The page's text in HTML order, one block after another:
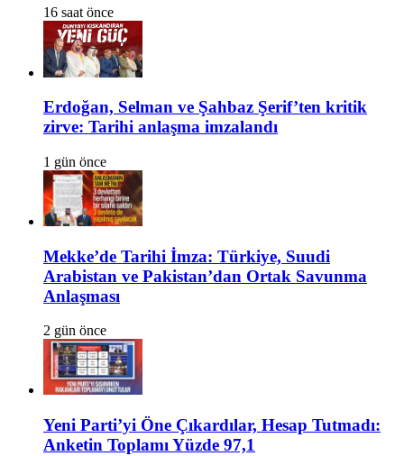
16 saat önce
Erdoğan, Selman ve Şahbaz Şerif’ten kritik
zirve: Tarihi anlaşma imzalandı
1 gün önce
Mekke’de Tarihi İmza: Türkiye, Suudi
Arabistan ve Pakistan’dan Ortak Savunma
Anlaşması
2 gün önce
Yeni Parti’yi Öne Çıkardılar, Hesap Tutmadı:
Anketin Toplamı Yüzde 97,1